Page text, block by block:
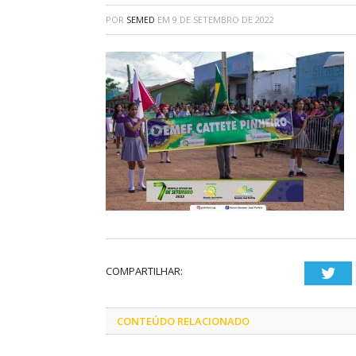
POR SEMED EM 9 DE SETEMBRO DE 2022
COMPARTILHAR:
CONTEÚDO RELACIONADO